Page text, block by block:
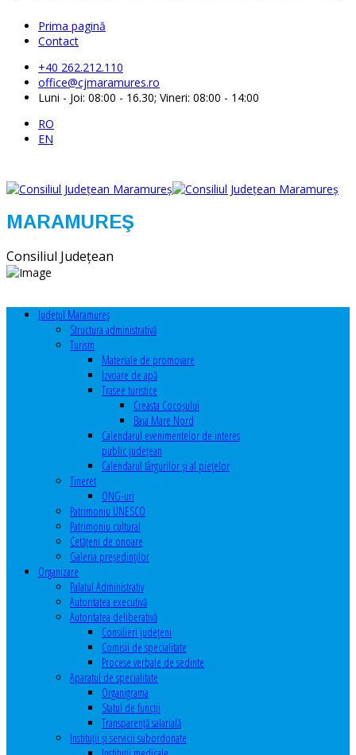
Prima pagină
Contact
+40 262.212.110
office@cjmaramures.ro
Luni - Joi: 08:00 - 16.30; Vineri: 08:00 - 14:00
RO
EN
MARAMUREŞ
Consiliul Judeţean
Judeţul Maramureş
Structura administrativă
Turism
Materiale de promovare
Izvoare de apă
Trasee turistice
Creasta Cocoșului
Baia Mare Nord
Calendarul evenimentelor de interes
public judeţean
Calendarul târgurilor şi al pieţelor
Tineret
ONG-uri
Patrimoniu UNESCO
Patrimoniu cultural
Cetăţeni de onoare
Galeria președinților
Organizare
Palatul Administrativ
Autoritatea executivă
Autoritatea deliberativă
Consilieri judeţeni
Comisii de specialitate
Procese verbale de sedinte
Aparatul de specialitate
Organigrama
Statul de funcții
Transparență salarială
Instituţii şi servicii subordonate